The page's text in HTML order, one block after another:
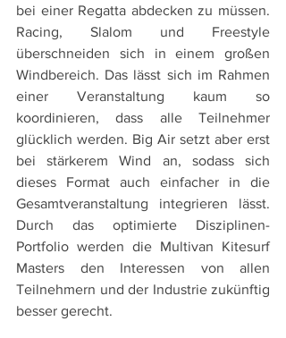
bei einer Regatta abdecken zu müssen.
Racing, Slalom und Freestyle
überschneiden sich in einem großen
Windbereich. Das lässt sich im Rahmen
einer Veranstaltung kaum so
koordinieren, dass alle Teilnehmer
glücklich werden. Big Air setzt aber erst
bei stärkerem Wind an, sodass sich
dieses Format auch einfacher in die
Gesamtveranstaltung integrieren lässt.
Durch das optimierte Disziplinen-
Portfolio werden die Multivan Kitesurf
Masters den Interessen von allen
Teilnehmern und der Industrie zukünftig
besser gerecht.